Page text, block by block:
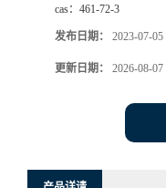
cas： 461-72-3
发布日期： 2023-07-05
更新日期： 2026-08-07